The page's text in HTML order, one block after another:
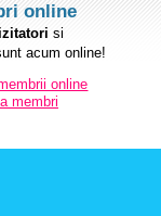
online
si
acum online!
online
membri